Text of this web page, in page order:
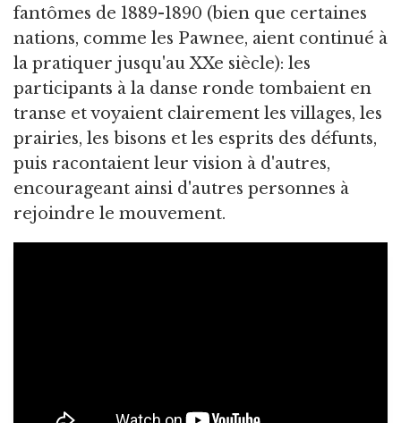
fantômes de 1889-1890 (bien que certaines
nations, comme les Pawnee, aient continué à
la pratiquer jusqu'au XXe siècle): les
participants à la danse ronde tombaient en
transe et voyaient clairement les villages, les
prairies, les bisons et les esprits des défunts,
puis racontaient leur vision à d'autres,
encourageant ainsi d'autres personnes à
rejoindre le mouvement.